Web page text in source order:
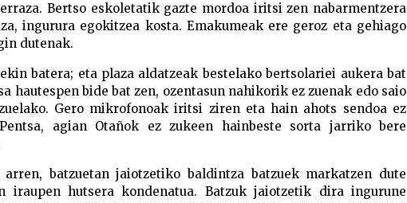
Bertso eskoletatik gazte mordoa iritsi zen nabarmentzera
ingurura egokitzea kosta. Emakumeak ere geroz eta gehiago
dutenak.
batera; eta plaza aldatzeak bestelako bertsolariei aukera bat
hautespen bide bat zen, ozentasun nahikorik ez zuenak edo saio
Gero mikrofonoak iritsi ziren eta hain ahots sendoa ez
agian Otañok ez zukeen hainbeste sorta jarriko bere
batzuetan jaiotzetiko baldintza batzuek markatzen dute
hutsera kondenatua. Batzuk jaiotzetik dira ingurune